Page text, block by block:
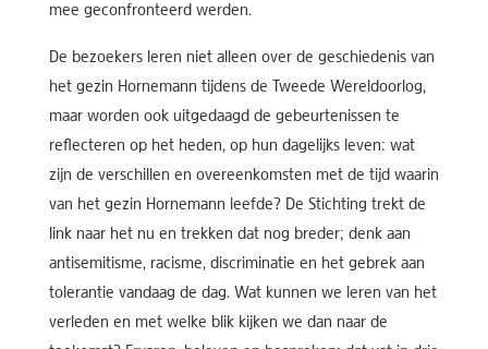
mee geconfronteerd werden.
De bezoekers leren niet alleen over de geschiedenis van
het gezin Hornemann tijdens de Tweede Wereldoorlog,
maar worden ook uitgedaagd de gebeurtenissen te
reflecteren op het heden, op hun dagelijks leven: wat
zijn de verschillen en overeenkomsten met de tijd waarin
van het gezin Hornemann leefde? De Stichting trekt de
link naar het nu en trekken dat nog breder; denk aan
antisemitisme, racisme, discriminatie en het gebrek aan
tolerantie vandaag de dag. Wat kunnen we leren van het
verleden en met welke blik kijken we dan naar de